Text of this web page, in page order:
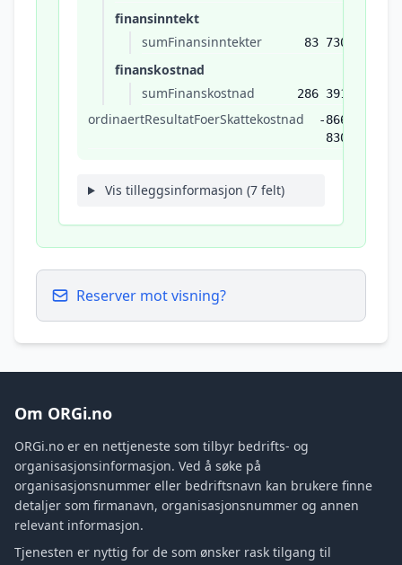
finansinntekt
sumFinansinntekter
83 730
finanskostnad
sumFinanskostnad
286 391
ordinaertResultatFoerSkattekostnad
-866
830
Vis tilleggsinformasjon (7 felt)
Reserver mot visning?
Om ORGi.no
ORGi.no er en nettjeneste som tilbyr bedrifts- og
organisasjonsinformasjon. Ved å søke på
organisasjonsnummer eller bedriftsnavn kan brukere finne
detaljer som firmanavn, organisasjonsnummer og annen
relevant informasjon.
Tjenesten er nyttig for de som ønsker rask tilgang til